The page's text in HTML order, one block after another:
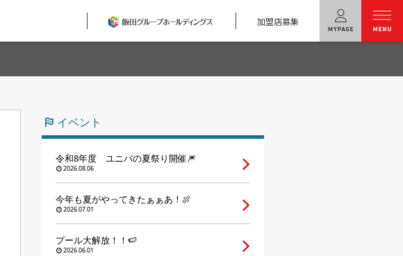
加盟店募集
テクノロジー
建築実例
イベント
令和8年度 ユニバの夏祭り開催🎆
2026.08.06
今年も夏がやってきたぁぁあ！🍖
2026.07.01
プール大解放！！🍉
2026.06.01